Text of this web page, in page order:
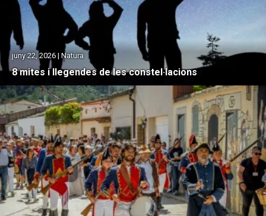
8 mites i llegendes de les constel·lacions
juny 22, 2026 | Natura